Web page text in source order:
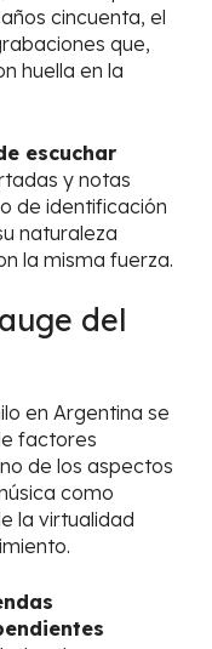
cincuenta, el
que,
huella en la
escuchar
y notas
de identificación
naturaleza
la misma fuerza.
del
en Argentina se
factores
de los aspectos
como
la virtualidad